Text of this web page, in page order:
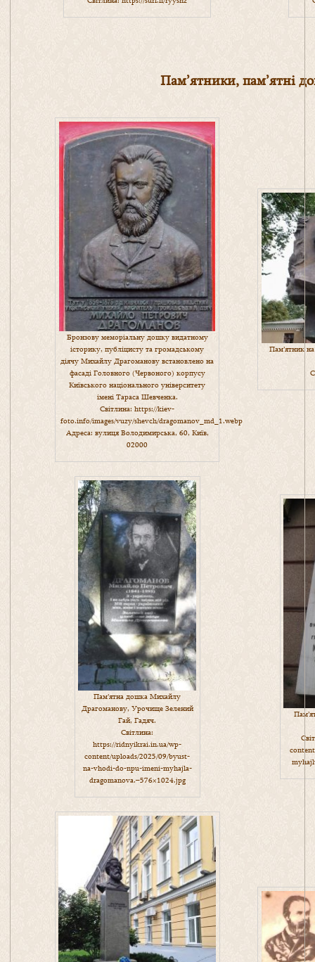
Пам’ятники, пам’ятні
Бронзову меморіальну дошку видатному
історику, публіцисту та громадському
діячу Михайлу Драгоманову встановлено на
фасаді Головного (Червоного) корпусу
Київського національного університету
імені Тараса Шевченка.
Світлина: https://kiev-
foto.info/images/vuzy/shevch/dragomanov_md_1.webp
Адреса: вулиця Володимирська, 60, Київ,
02000
Пам’ятник
Пам’ятна дошка Михайлу
Драгоманову, Урочище Зелений
Гай, Гадяч.
Світлина:
https://ridnyikrai.in.ua/wp-
content/uploads/2025/09/byust-
na-vhodi-do-npu-imeni-myhajla-
dragomanova.–576×1024.jpg